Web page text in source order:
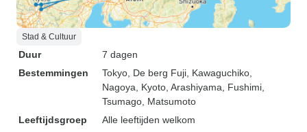
Stad & Cultuur
Duur
7 dagen
Bestemmingen
Tokyo , De berg Fuji , Kawaguchiko
Nagoya , Kyoto , Arashiyama , Fushimi
Tsumago , Matsumoto
Leeftijdsgroep
Alle leeftijden welkom